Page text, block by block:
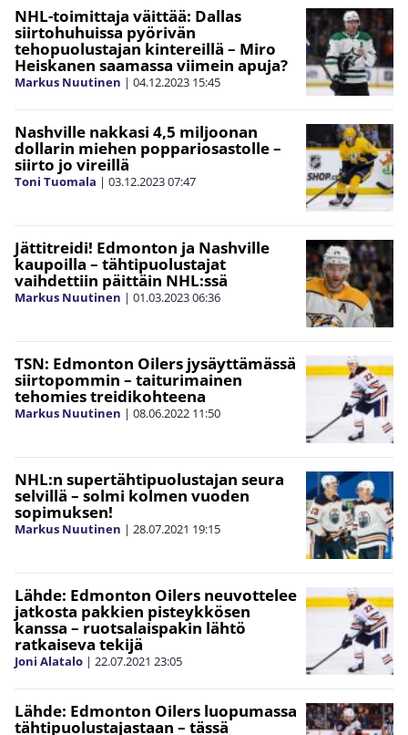
NHL-toimittaja väittää: Dallas
siirtohuhuissa pyörivän
tehopuolustajan kintereillä – Miro
Heiskanen saamassa viimein apuja?
Markus Nuutinen | 04.12.2023 15:45
Nashville nakkasi 4,5 miljoonan
dollarin miehen poppariosastolle –
siirto jo vireillä
Toni Tuomala | 03.12.202307:47
Jättitreidi! Edmonton ja Nashville
kaupoilla – tähtipuolustajat
vaihdettiin päittäin NHL:ssä
Markus Nuutinen | 01.03.202306:36
TSN: Edmonton Oilers jysäyttämässä
siirtopommin – taiturimainen
tehomies treidikohteena
Markus Nuutinen | 08.06.2022 11:50
NHL:n supertähtipuolustajan seura
selvillä – solmi kolmen vuoden
sopimuksen!
Markus Nuutinen | 28.07.2021 19:15
Lähde: Edmonton Oilers neuvottelee
jatkosta pakkien pisteykkösen
kanssa – ruotsalaispakin lähtö
ratkaiseva tekijä
Joni Alatalo | 22.07.2021 23:05
Lähde: Edmonton Oilers luopumassa
tähtipuolustajastaan – tässä